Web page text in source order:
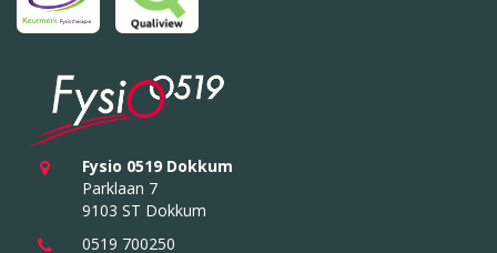
Fysio 0519 Dokkum
Parklaan 7
9103 ST Dokkum
0519 700250